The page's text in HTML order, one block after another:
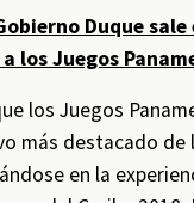
Duque sale
los Juegos
los Juegos
más destacado de
en la